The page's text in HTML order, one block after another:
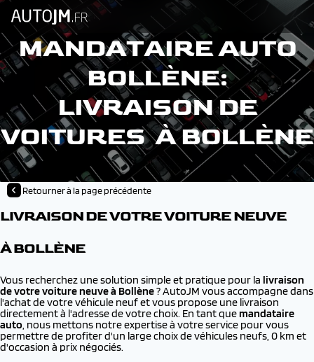
MANDATAIRE AUTO
BOLLÈNE:
LIVRAISON DE
VOITURES À BOLLÈNE
Retourner à la page précédente
LIVRAISON DE VOTRE VOITURE NEUVE
À BOLLÈNE
Vous recherchez une solution simple et pratique pour la livraison
de votre voiture neuve à Bollène? AutoJM vous accompagne dans
l'achat de votre véhicule neuf et vous propose une livraison
directement à l'adresse de votre choix. En tant quemandataire
auto, nous mettons notre expertise à votre service pour vous
permettre de profiter d'un large choix de véhicules neufs, 0 km et
d'occasion à prix négociés.